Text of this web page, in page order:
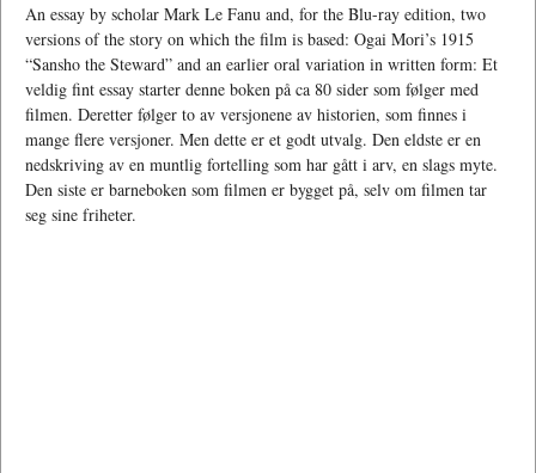
An essay by scholar Mark Le Fanu and, for the Blu-ray edition, two
versions of the story on which the film is based: Ogai Mori’s 1915
“Sansho the Steward” and an earlier oral variation in written form: Et
veldig fint essay starter denne boken på ca 80 sider som følger med
filmen. Deretter følger to av versjonene av historien, som finnes i
mange flere versjoner. Men dette er et godt utvalg. Den eldste er en
nedskriving av en muntlig fortelling som har gått i arv, en slags myte.
Den siste er barneboken som filmen er bygget på, selv om filmen tar
seg sine friheter.